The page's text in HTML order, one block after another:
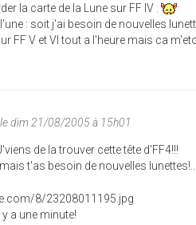
la carte de la Lune sur FF IV .
: soit j'ai besoin de nouvelles
FF V et VI tout a l'heure mais ca
le dim 21/08/2005 à 15h01
de la trouver cette tête d'FF4!!!
t'as besoin de nouvelles
a une minute!